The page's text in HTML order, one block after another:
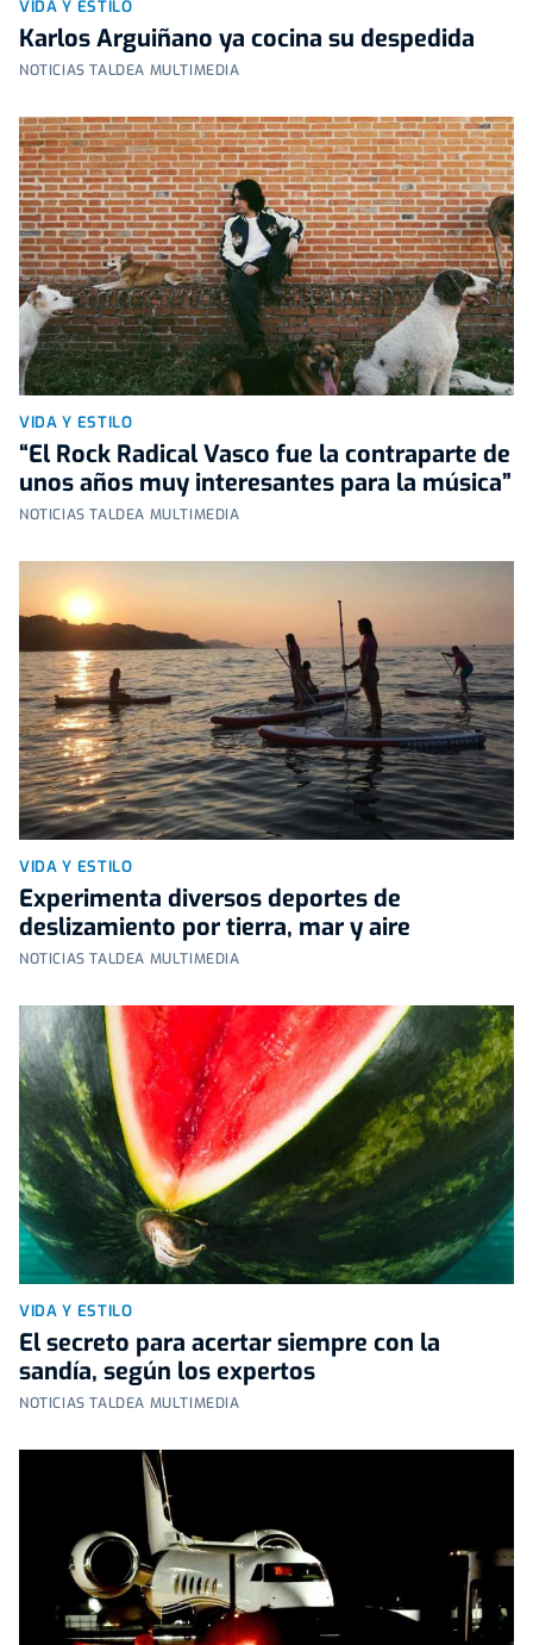
VIDA Y ESTILO
Karlos Arguiñano ya cocina su despedida
NOTICIAS TALDEA MULTIMEDIA
VIDA Y ESTILO
“El Rock Radical Vasco fue la contraparte de
unos años muy interesantes para la música”
NOTICIAS TALDEA MULTIMEDIA
VIDA Y ESTILO
Experimenta diversos deportes de
deslizamiento por tierra, mar y aire
NOTICIAS TALDEA MULTIMEDIA
VIDA Y ESTILO
El secreto para acertar siempre con la
sandía, según los expertos
NOTICIAS TALDEA MULTIMEDIA